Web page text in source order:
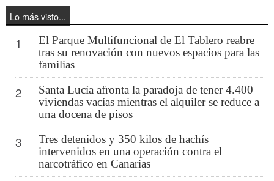
Lo más visto...
1
El Parque Multifuncional de El Tablero reabre
tras su renovación con nuevos espacios para las
familias
2
Santa Lucía afronta la paradoja de tener 4.400
viviendas vacías mientras el alquiler se reduce a
una docena de pisos
3
Tres detenidos y 350 kilos de hachís
intervenidos en una operación contra el
narcotráfico en Canarias